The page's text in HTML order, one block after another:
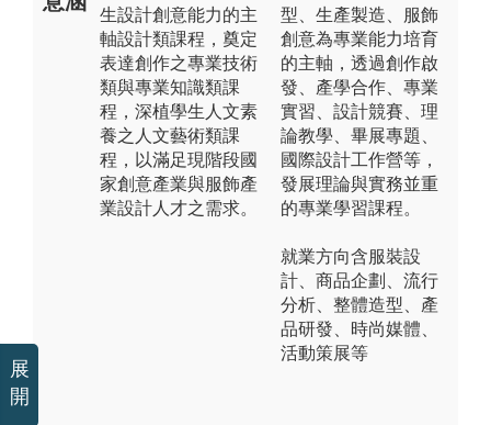
生設計創意能力的主
軸設計類課程，奠定
表達創作之專業技術
類與專業知識類課
程，深植學生人文素
養之人文藝術類課
程，以滿足現階段國
家創意產業與服飾產
業設計人才之需求。
型、生產製造、服飾
創意為專業能力培育
的主軸，透過創作啟
發、產學合作、專業
實習、設計競賽、理
論教學、畢展專題、
國際設計工作營等，
發展理論與實務並重
的專業學習課程。
就業方向含服裝設
計、商品企劃、流行
分析、整體造型、產
品研發、時尚媒體、
活動策展等
展
開